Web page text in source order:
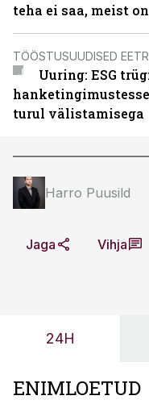
teha ei saa, meist
TÖÖSTUSUUDISED
Uuring: ESG
turul välistamisega
Harro Puusild
Jaga Vihja
24H
ENIMLOETUD